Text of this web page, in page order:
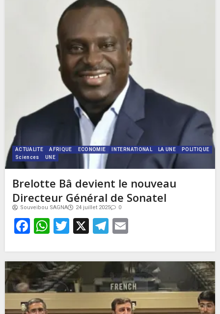
ACTUALITE AFRIQUE ECONOMIE INTERNATIONAL LA UNE
POLITIQUE
Sciences
UNE
Brelotte Bâ devient le nouveau
Directeur Général de Sonatel
Souveibou SAGNA 24 juillet 2025 0
Facebook
WhatsApp
Twitter
X Telegram